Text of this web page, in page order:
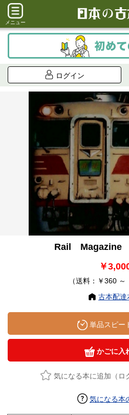
メニュー
ログイン
Rail Magazine
￥
（送料：￥360 ～
古本配達
単品スピー
かごに入
気になる本に追加（ロ
気になる本